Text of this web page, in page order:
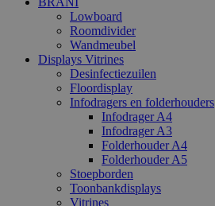
Lowboard
Roomdivider
Wandmeubel
Displays Vitrines
Desinfectiezuilen
Floordisplay
Infodragers en folderhouders
Infodrager A4
Infodrager A3
Folderhouder A4
Folderhouder A5
Stoepborden
Toonbankdisplays
Vitrines